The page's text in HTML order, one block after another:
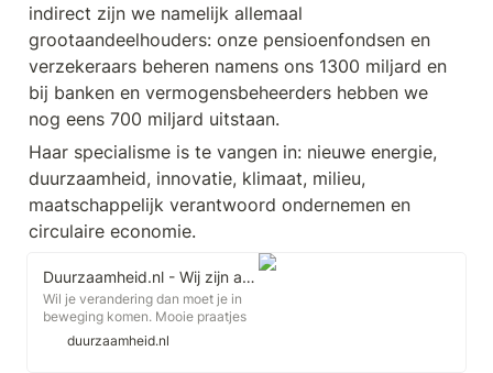
indirect zijn we namelijk allemaal
grootaandeelhouders: onze pensioenfondsen en
verzekeraars beheren namens ons 1300 miljard en
bij banken en vermogensbeheerders hebben we
nog eens 700 miljard uitstaan.
Haar specialisme is te vangen in: nieuwe energie,
duurzaamheid, innovatie, klimaat, milieu,
maatschappelijk verantwoord ondernemen en
circulaire economie.
Duurzaamheid.nl - Wij zijn aanjager van de vernieuwing
Wil je verandering dan moet je in
beweging komen. Mooie praatjes
zijn er genoeg. Duurzaamheid.nl
duurzaamheid.nl